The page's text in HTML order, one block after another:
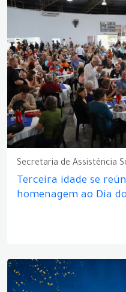
Secretaria de Assistência
Terceira idade se
homenagem ao Dia